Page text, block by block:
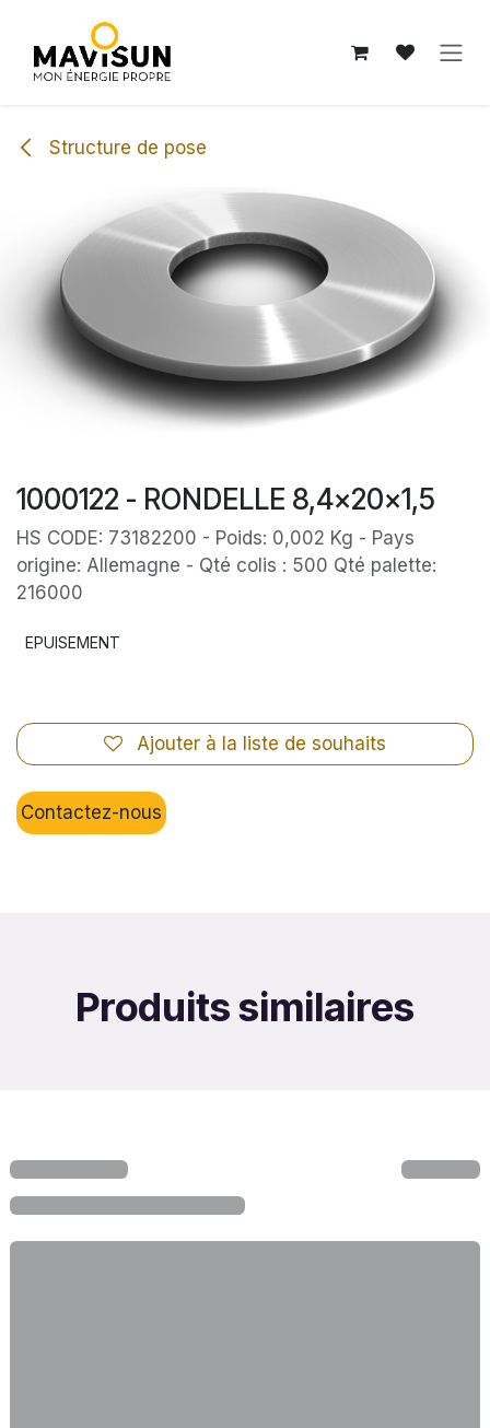
Structure de pose
1000122 - RONDELLE 8,4x20x1,5
HS CODE: 73182200 - Poids: 0,002 Kg - Pays
origine: Allemagne - Qté colis : 500 Qté palette:
216000
EPUISEMENT
Ajouter à la liste de souhaits
Contactez-nous
Produits similaires